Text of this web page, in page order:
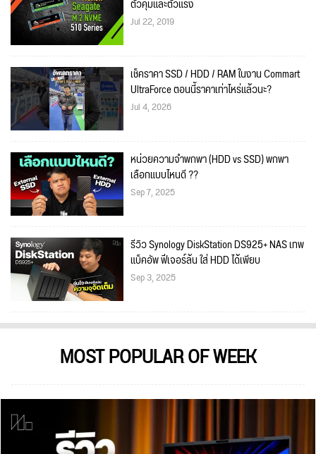
ตัวคุ้มและตัวแรง
Jul 22, 2019
เช็คราคา SSD / HDD / RAM ในงาน Commart
UltraForce ตอนนี้ราคาเท่าไหร่แล้วนะ?
Jul 4, 2026
หน่วยความจำพกพา (HDD vs SSD) พกพา
เลือกแบบไหนดี ??
Sep 7, 2025
รีวิว Synology DiskStation DS925+ NAS เทพ
แบ็คอัพ ฟีเจอร์ล้น ใส่ HDD ได้เพียบ
Sep 3, 2025
MOST POPULAR OF WEEK